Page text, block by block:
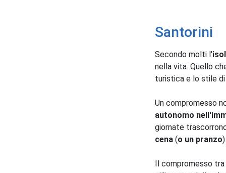
Santorini
Secondo molti l'
nella vita. Quello
turistica e lo stile
Un compromesso
autonomo
giornate
cena (o un pranzo
Il compromesso